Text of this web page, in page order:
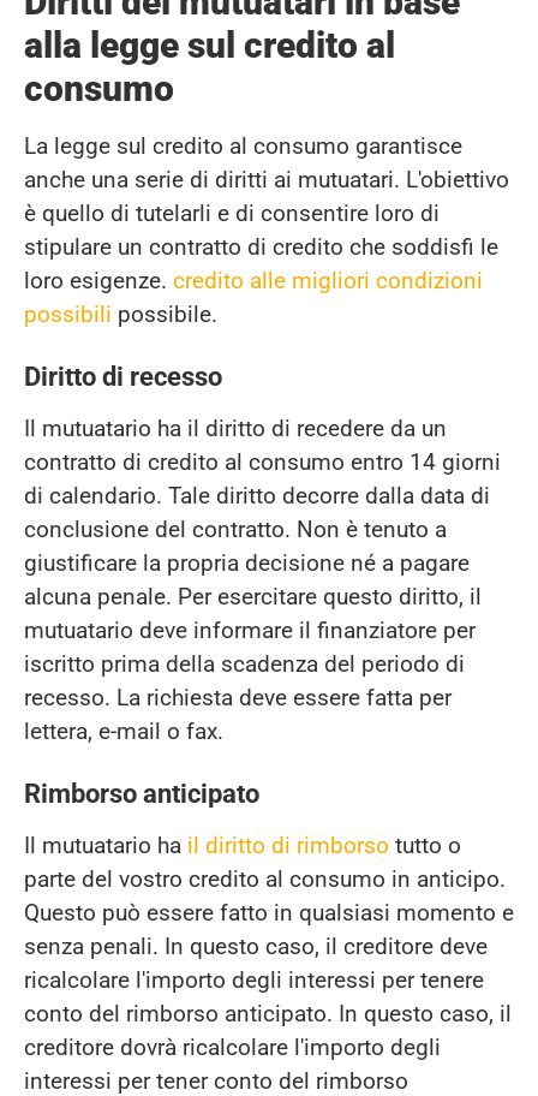
alla legge sul credito al
consumo
La legge sul credito al consumo garantisce
anche una serie di diritti ai mutuatari. L'obiettivo
è quello di tutelarli e di consentire loro di
stipulare un contratto di credito che soddisfi le
loro esigenze. credito alle migliori condizioni
possibili possibile.
Diritto di recesso
Il mutuatario ha il diritto di recedere da un
contratto di credito al consumo entro 14 giorni
di calendario. Tale diritto decorre dalla data di
conclusione del contratto. Non è tenuto a
giustificare la propria decisione né a pagare
alcuna penale. Per esercitare questo diritto, il
mutuatario deve informare il finanziatore per
iscritto prima della scadenza del periodo di
recesso. La richiesta deve essere fatta per
lettera, e-mail o fax.
Rimborso anticipato
Il mutuatario ha il diritto di rimborso tutto o
parte del vostro credito al consumo in anticipo.
Questo può essere fatto in qualsiasi momento e
senza penali. In questo caso, il creditore deve
ricalcolare l'importo degli interessi per tenere
conto del rimborso anticipato. In questo caso, il
creditore dovrà ricalcolare l'importo degli
interessi per tener conto del rimborso